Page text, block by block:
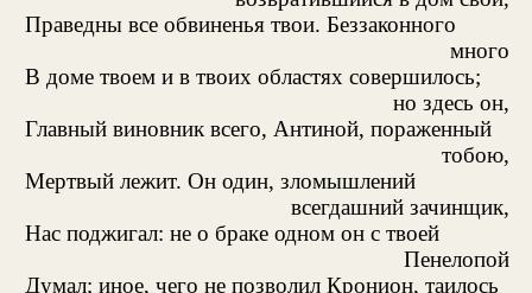
Праведны все обвиненья твои. Беззаконного
много
В доме твоем и в твоих областях совершилось;
но здесь он,
Главный виновник всего, Антиной, пораженный
тобою,
Мертвый лежит. Он один, зломышлений
всегдашний зачинщик,
Нас поджигал: не о браке одном он с твоей
Пенелопой
Думал; иное, чего не позволил Кронион, таилось